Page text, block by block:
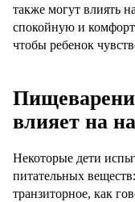
также могут влиять
спокойную и
чтобы ребенок
влияет на
Некоторые дети
питательных
транзиторное, как